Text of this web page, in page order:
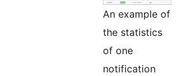
An example of
the statistics
of one
notification